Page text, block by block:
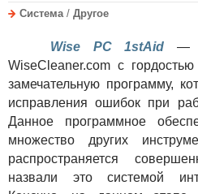
Система / Другое
Wise PC 1stAid —
WiseCleaner.com с
замечательную программу,
исправления ошибок при
Данное программное
множество других
распространяется
назвали это системой